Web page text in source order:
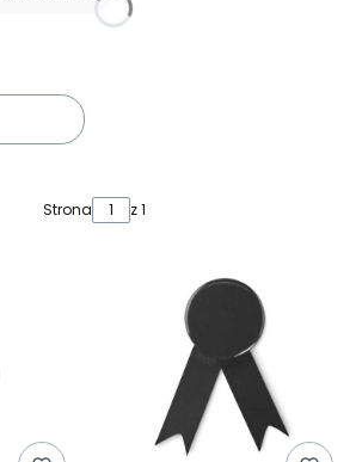
Strona z 1